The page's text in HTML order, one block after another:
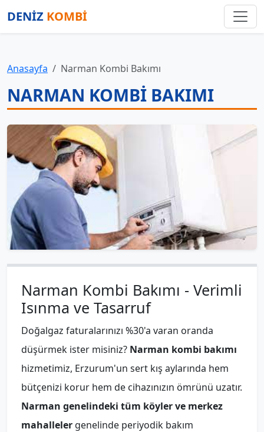
DENİZ KOMBİ
Anasayfa Narman Kombi Bakımı
NARMAN KOMBI BAKIMI
Narman Kombi Bakımı - Verimli
Isınma ve Tasarruf
Doğalgaz faturalarınızı %30'a varan oranda
düşürmek ister misiniz? Narman kombi bakımı
hizmetimiz, Erzurum'un sert kış aylarında hem
bütçenizi korur hem de cihazınızın ömrünü uzatır.
Narman genelindeki tüm köyler ve merkez
mahalleler genelinde periyodik bakım